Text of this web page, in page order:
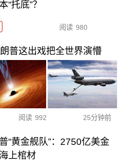
“托底”？
阅读 980
普这出戏把全世界演懵
阅读 992 25分钟前
“黄金舰队”：2750亿美金
上棺材